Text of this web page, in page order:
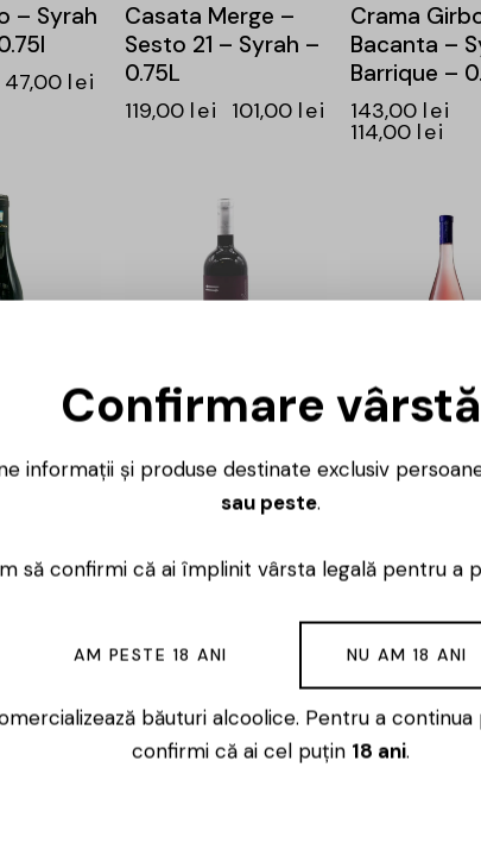
– Syrah
47,00 lei
Casata Merge –
Sesto 21 – Syrah –
0.75L
119,00 lei 101,00 lei
Crama
Bacanta –
Barrique –
143,00 lei
114,00 lei
Sensiverso – Syrah
– 0.75L
111,00lei
Crama
Rose de
0.75L
Confirmare vârstă
informații și produse destinate exclusiv
sau peste.
să confirmi că ai împlinit vârsta legală pentru a
AM PESTE 18 ANI NU AM 18 ANI
băuturi alcoolice. Pentru a
confirmi că ai cel puțin 18 ani.